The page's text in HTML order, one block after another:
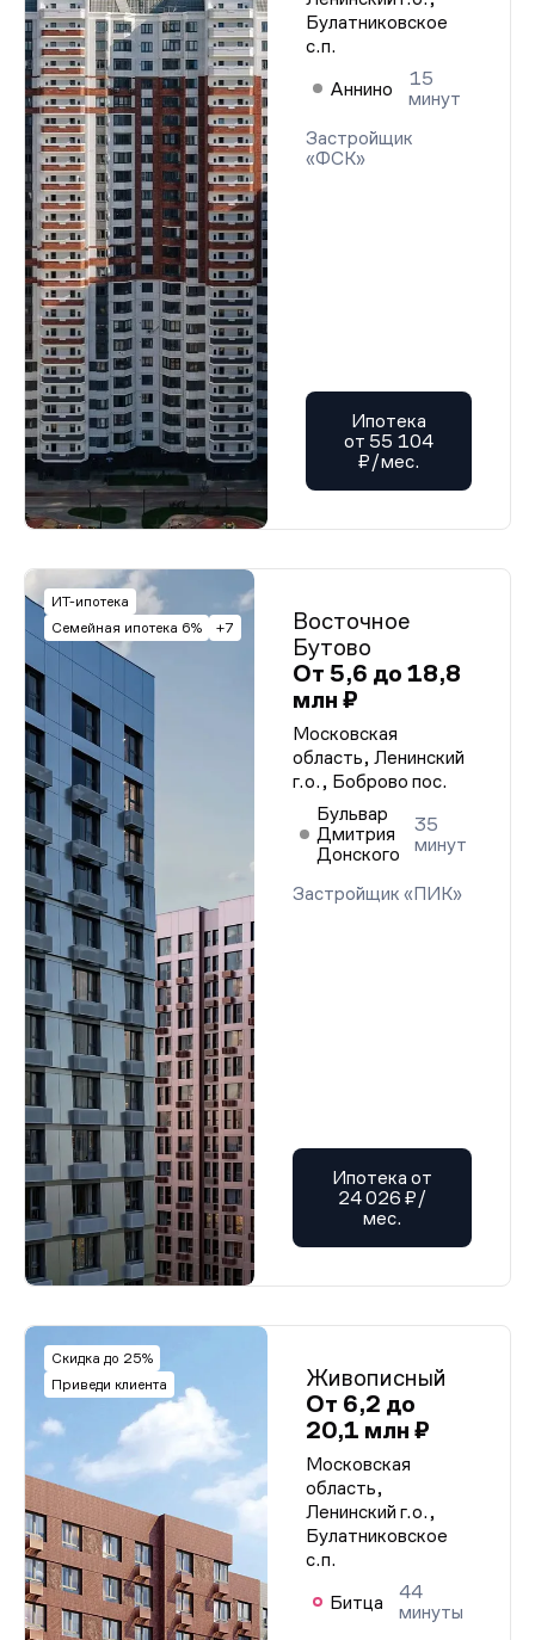
Булатниковское
с.п.
Аннино
15
минут
Застройщик
«ФСК»
Ипотека
от 55 104
₽/мес.
ИТ-ипотека
Семейная ипотека 6%
+7
Восточное
Бутово
От 5,6 до 18,8
млн ₽
Московская
область, Ленинский
г.о., Боброво пос.
Бульвар
Дмитрия
Донского
35
минут
Застройщик «ПИК»
Ипотека от
24 026 ₽/
мес.
Скидка до 25%
Приведи клиента
Живописный
От 6,2 до
20,1 млн ₽
Московская
область,
Ленинский г.о.,
Булатниковское
с.п.
Битца
44
минуты